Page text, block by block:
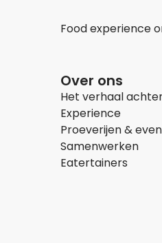
Food experience
Over ons
Het verhaal
Experience
Proeverijen &
Samenwerken
Eatertainers